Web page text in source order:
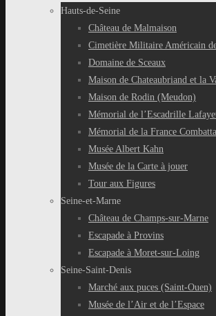
Hauts-de-Seine
Château de Malmaison
Cimetière Militaire Américain
Domaine de Sceaux
Maison de Chateaubriand et la
Maison de Rodin (Meudon)
Mémorial de l’Escadrille
Mémorial de la France
Musée Albert Kahn
Musée de la Carte à jouer
Tour aux Figures
Seine-et-Marne
Château de Champs-sur-Marne
Escapade à Provins
Escapade à Moret-sur-Loing
Seine-Saint-Denis
Marché aux puces (Saint-Ouen)
Musée de l’Air et de l’Espace